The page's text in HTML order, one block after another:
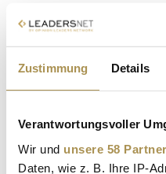
Zustimmung Details
Verantwortungsvoller
Wir und unsere 58 Partner
Daten, wie z. B. Ihre IP-
Tipp
Seiten suchen, die genau
Cannes Lions: Carat